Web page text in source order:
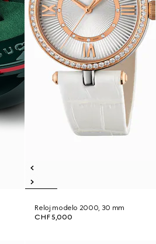
Reloj modelo 2000, 30 mm
CHF 5,000